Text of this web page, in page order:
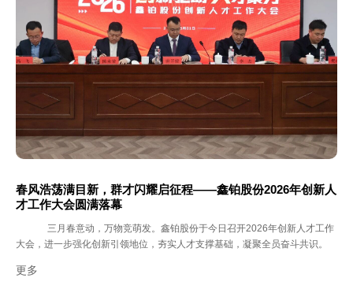
春风浩荡满目新，群才闪耀启征程——鑫铂股份2026年创新人
才工作大会圆满落幕
三月春意动，万物竞萌发。鑫铂股份于今日召开2026年创新人才工作
大会，进一步强化创新引领地位，夯实人才支撑基础，凝聚全员奋斗共识。
更多